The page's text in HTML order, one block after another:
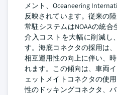
メント、Oceaneering
反映されています。従来の
常駐システムはNOAAの統合
介入コストを大幅に削減し
す。海底コネクタの採用は
相互運用性の向上に伴い、
れます。この傾向は、車両
ェットメイトコネクタの使
性のドッキングコネクタ、